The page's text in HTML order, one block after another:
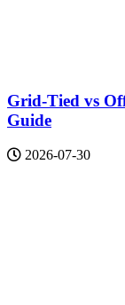
Grid-Tied vs
Guide
2026-07-30